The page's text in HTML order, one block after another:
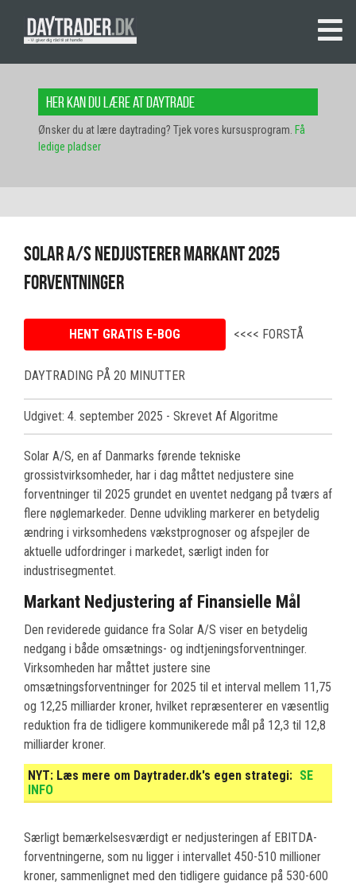
Her kan du lære at daytrade
Ønsker du at lære daytrading? Tjek vores kursusprogram. Få
ledige pladser
Solar A/S Nedjusterer Markant 2025
Forventninger
HENT GRATIS E-BOG <<<< FORSTÅ
DAYTRADING PÅ 20 MINUTTER
Udgivet: 4. september 2025 - Skrevet Af Algoritme
Solar A/S, en af Danmarks førende tekniske
grossistvirksomheder, har i dag måttet nedjustere sine
forventninger til 2025 grundet en uventet nedgang på tværs af
flere nøglemarkeder. Denne udvikling markerer en betydelig
ændring i virksomhedens vækstprognoser og afspejler de
aktuelle udfordringer i markedet, særligt inden for
industrisegmentet.
Markant Nedjustering af Finansielle Mål
Den reviderede guidance fra Solar A/S viser en betydelig
nedgang i både omsætnings- og indtjeningsforventninger.
Virksomheden har måttet justere sine
omsætningsforventninger for 2025 til et interval mellem 11,75
og 12,25 milliarder kroner, hvilket repræsenterer en væsentlig
reduktion fra de tidligere kommunikerede mål på 12,3 til 12,8
milliarder kroner.
NYT: Læs mere om Daytrader.dk's egen strategi: SE
INFO
Særligt bemærkelsesværdigt er nedjusteringen af EBITDA-
forventningerne, som nu ligger i intervallet 450-510 millioner
kroner, sammenlignet med den tidligere guidance på 530-600